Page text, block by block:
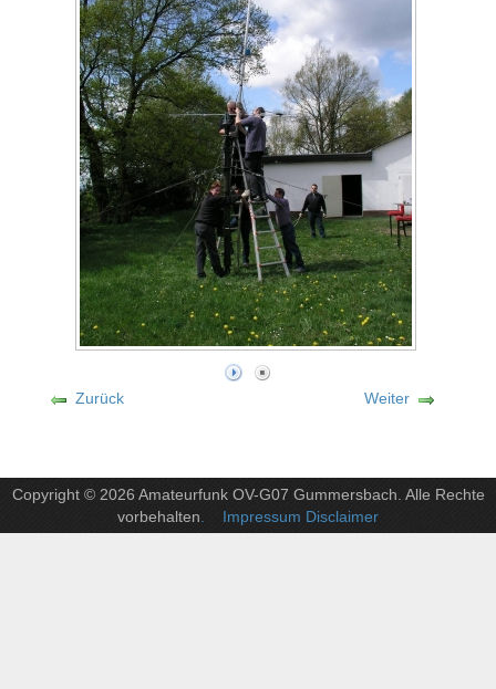
Zurück Weiter
Copyright © 2026 Amateurfunk OV-G07 Gummersbach. Alle Rechte
vorbehalten . Impressum Disclaimer